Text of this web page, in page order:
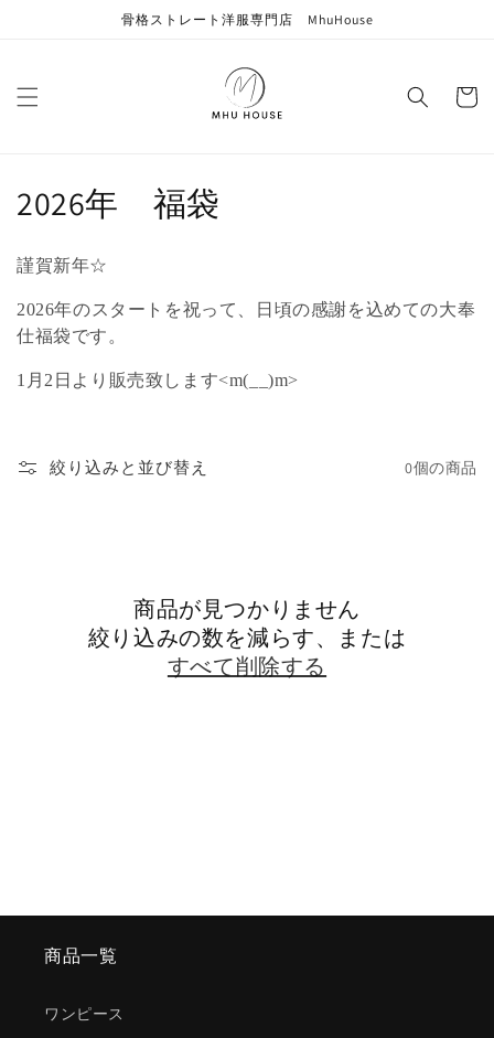
骨格ストレート洋服専門店 MhuHouse
ー
コ
レ
ク
シ
ョ
:
2026年 福袋
謹賀新年☆
2026年のスタートを祝って、日頃の感謝を込めての大奉
仕福袋です。
1月2日より販売致します<m(__)m>
絞り込みと並び替え 0個の商品
商品が見つかりません
絞り込みの数を減らす、または
すべて削除する
商品一覧
ワンピース